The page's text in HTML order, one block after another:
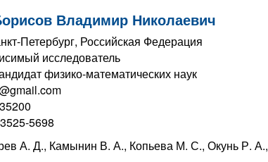
Владимир Николаевич
Петербург, Российская Федерация
исследователь
физико-математических наук
5698
А. Д., Камынин В. А., Копьева М. С., Окунь Р. А.,